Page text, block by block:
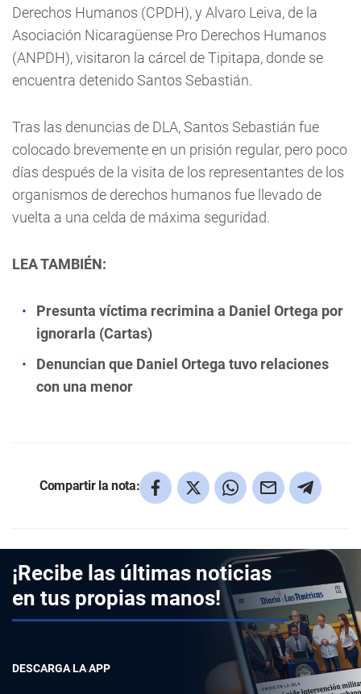
Derechos Humanos (CPDH), y Alvaro Leiva, de la
Asociación Nicaragüense Pro Derechos Humanos
(ANPDH), visitaron la cárcel de Tipitapa, donde se
encuentra detenido Santos Sebastián.
Tras las denuncias de DLA, Santos Sebastián fue
colocado brevemente en un prisión regular, pero poco
días después de la visita de los representantes de los
organismos de derechos humanos fue llevado de
vuelta a una celda de máxima seguridad.
LEA TAMBIÉN:
Presunta víctima recrimina a Daniel Ortega por
ignorarla (Cartas)
Denuncian que Daniel Ortega tuvo relaciones
con una menor
Compartir la nota:
¡Recibe las últimas noticias
en tus propias manos!
DESCARGA LA APP